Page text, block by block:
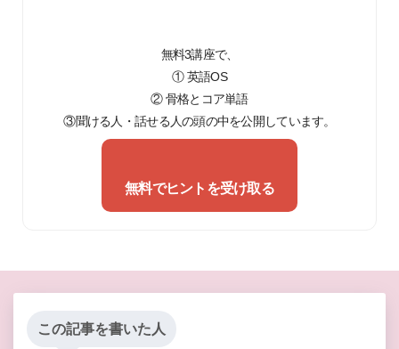
無料3講座で、
① 英語OS
② 骨格とコア単語
③聞ける人・話せる人の頭の中を公開しています。
無料でヒントを受け取る
この記事を書いた人